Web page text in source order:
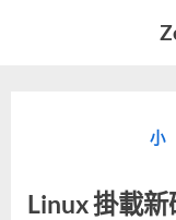
發
活
Linux 掛載新